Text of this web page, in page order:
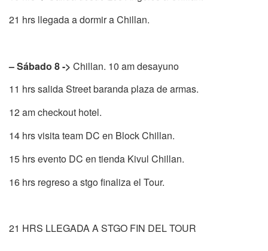
21 hrs llegada a dormir a Chillan.
– Sábado 8 -> Chillan. 10 am desayuno
11 hrs salida Street baranda plaza de armas.
12 am checkout hotel.
14 hrs visita team DC en Block Chillan.
15 hrs evento DC en tienda Kivul Chillan.
16 hrs regreso a stgo finaliza el Tour.
21 HRS LLEGADA A STGO FIN DEL TOUR